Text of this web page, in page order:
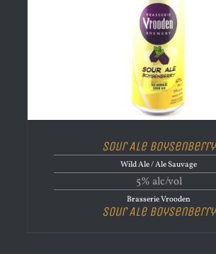
Sour Ale Boysenberry
Wild Ale / Ale Sauvage
5% alc/vol
Brasserie Vrooden
Sour Ale Boysenberry